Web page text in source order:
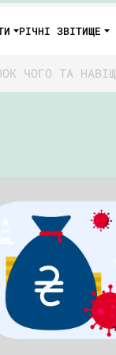
РІЧНІ ЗВІТИЩЕ
ЧОГО ТА